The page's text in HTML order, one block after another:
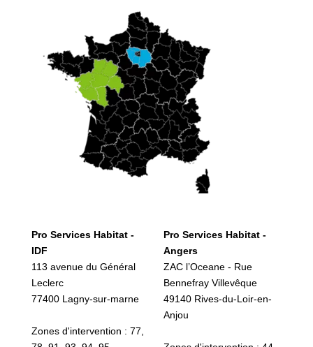
Pro Services Habitat -
IDF
113 avenue du Général
Leclerc
77400 Lagny-sur-marne
Zones d'intervention : 77,
Pro Services Habitat -
Angers
ZAC l’Oceane - Rue
Bennefray Villevêque
49140 Rives-du-Loir-en-
Anjou